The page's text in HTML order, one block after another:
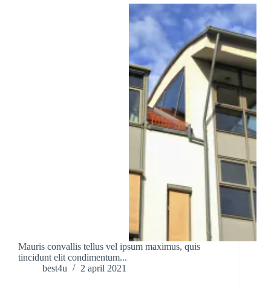
Mauris convallis tellus vel ipsum maximus, quis
tincidunt elit condimentum...
best4u
2 april 2021